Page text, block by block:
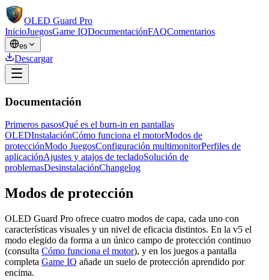
OLED Guard Pro
InicioJuegosGame IQDocumentaciónFAQComentarios
es
Descargar
Documentación
Primeros pasosQué es el burn-in en pantallas
OLEDInstalaciónCómo funciona el motorModos de
protecciónModo JuegosConfiguración multimonitorPerfiles de
aplicaciónAjustes y atajos de tecladoSolución de
problemasDesinstalaciónChangelog
Modos de protección
OLED Guard Pro ofrece cuatro modos de capa, cada uno con
características visuales y un nivel de eficacia distintos. En la v5 el
modo elegido da forma a un único campo de protección continuo
(consulta Cómo funciona el motor), y en los juegos a pantalla
completa Game IQ añade un suelo de protección aprendido por
encima.